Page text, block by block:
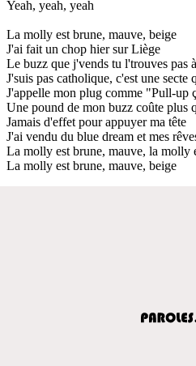
Yeah, yeah, yeah
La molly est brune, mauve, beige
J'ai fait un chop hier sur Liège
Le buzz que j'vends tu l'trouves pas
J'suis pas catholique, c'est une secte
J'appelle mon plug comme "Pull-up
Une pound de mon buzz coûte plus
Jamais d'effet pour appuyer ma tête
J'ai vendu du blue dream et mes
La molly est brune, mauve, la molly
La molly est brune, mauve, beige